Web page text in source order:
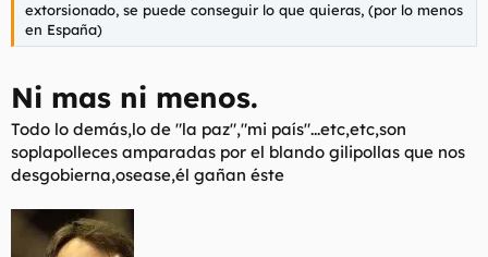
extorsionado, se puede conseguir lo que quieras, (por lo menos
en España)
Ni mas ni menos.
Todo lo demás,lo de "la paz","mi país"...etc,etc,son
soplapolleces amparadas por el blando gilipollas que nos
desgobierna,osease,él gañan éste